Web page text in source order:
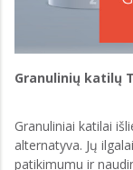
Granulinių katilų
Granuliniai katilai
alternatyva. Jų
patikimumu ir